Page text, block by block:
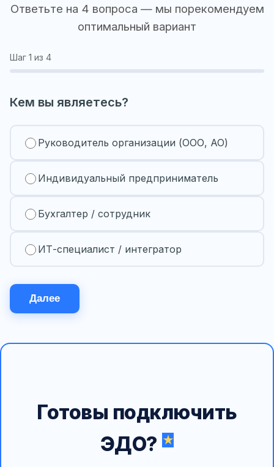
Ответьте на 4 вопроса — мы порекомендуем
оптимальный вариант
Шаг 1 из 4
Кем вы являетесь?
Руководитель организации (ООО, АО)
Индивидуальный предприниматель
Бухгалтер / сотрудник
ИТ-специалист / интегратор
Далее
Готовы подключить
ЭДО?